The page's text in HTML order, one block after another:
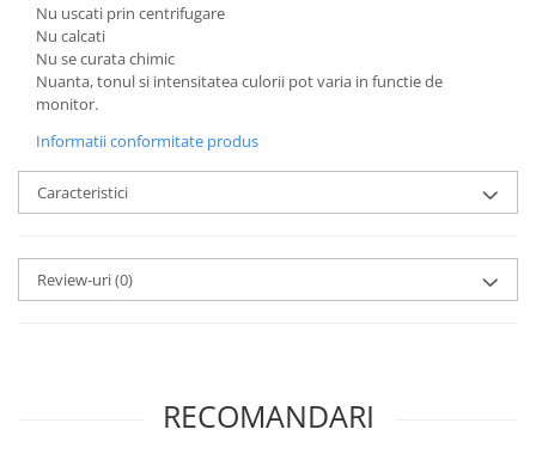
Nu uscati prin centrifugare
Nu calcati
Nu se curata chimic
Nuanta, tonul si intensitatea culorii pot varia in functie de
monitor.
Informatii conformitate produs
Caracteristici
Review-uri(0)
RECOMANDARI